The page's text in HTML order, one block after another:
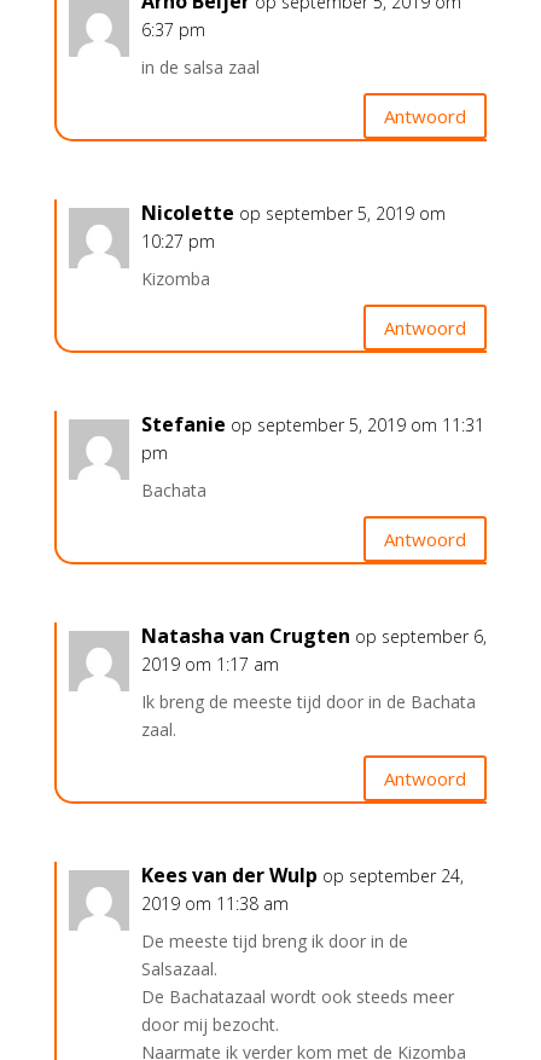
6:37 pm
in de salsa zaal
Antwoord
Nicolette op september 5, 2019 om
10:27 pm
Kizomba
Antwoord
Stefanie op september 5, 2019 om 11:31
pm
Bachata
Antwoord
Natasha van Crugten op september 6,
2019 om 1:17 am
Ik breng de meeste tijd door in de Bachata
zaal.
Antwoord
Kees van der Wulp op september 24,
2019 om 11:38 am
De meeste tijd breng ik door in de
Salsazaal.
De Bachatazaal wordt ook steeds meer
door mij bezocht.
Naarmate ik verder kom met de Kizomba